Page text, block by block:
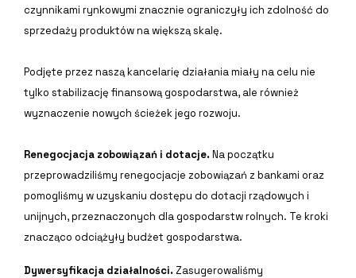
czynnikami rynkowymi znacznie ograniczyły ich zdolność do
sprzedaży produktów na większą skalę.
Podjęte przez naszą kancelarię działania miały na celu nie
tylko stabilizację finansową gospodarstwa, ale również
wyznaczenie nowych ścieżek jego rozwoju.
Renegocjacja zobowiązań i dotacje.Na początku
przeprowadziliśmy renegocjacje zobowiązań z bankami oraz
pomogliśmy w uzyskaniu dostępu do dotacji rządowych i
unijnych, przeznaczonych dla gospodarstw rolnych. Te kroki
znacząco odciążyły budżet gospodarstwa.
Dywersyfikacja działalności.Zasugerowaliśmy